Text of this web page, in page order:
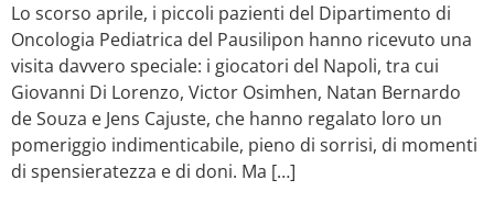
Lo scorso aprile, i piccoli pazienti del Dipartimento di
Oncologia Pediatrica del Pausilipon hanno ricevuto una
visita davvero speciale: i giocatori del Napoli, tra cui
Giovanni Di Lorenzo, Victor Osimhen, Natan Bernardo
de Souza e Jens Cajuste, che hanno regalato loro un
pomeriggio indimenticabile, pieno di sorrisi, di momenti
di spensieratezza e di doni. Ma […]